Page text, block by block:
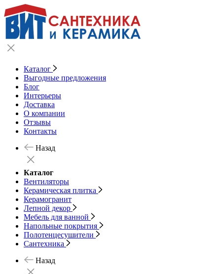
Каталог
Выгодные предложения
Блог
Интерьеры
Доставка
О компании
Отзывы
Контакты
Назад
Каталог
Вентиляторы
Керамическая плитка
Керамогранит
Лепной декор
Мебель для ванной
Напольные покрытия
Полотенцесушители
Сантехника
Назад